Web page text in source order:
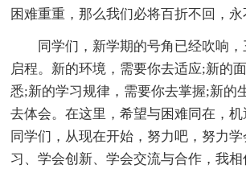
困难重重，那么我们必将百折不回，永
同学们，新学期的号角已经吹响
启程。新的环境，需要你去适应;新的
悉;新的学习规律，需要你去掌握;新的
去体会。在这里，希望与困难同在，机
同学们，从现在开始，努力吧，努力
习、学会创新、学会交流与合作，我